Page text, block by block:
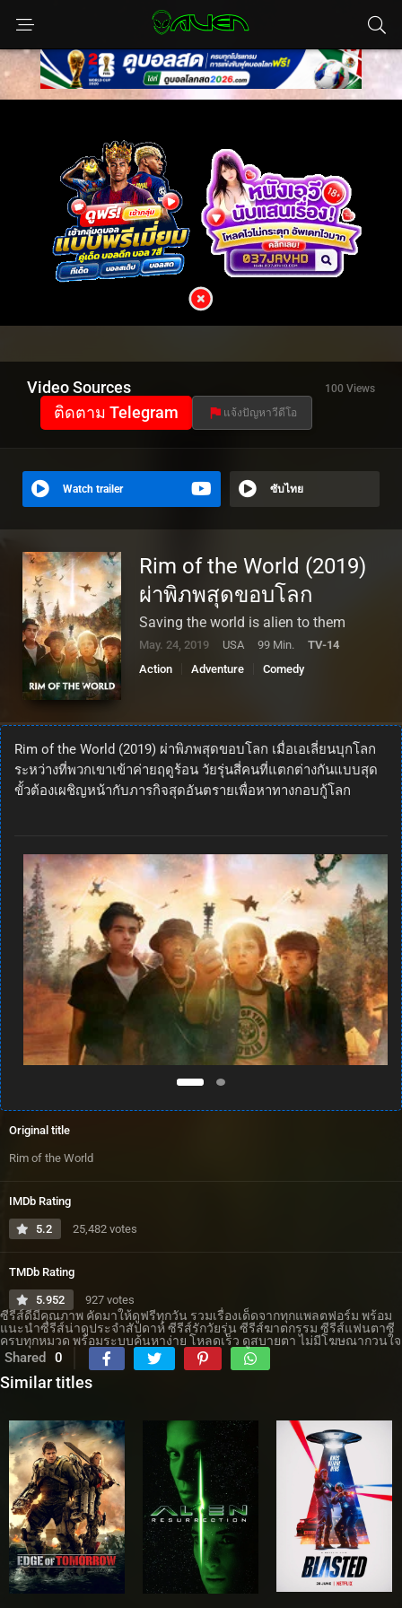
Video Sources 100 Views
ติดตาม Telegram แจ้งปัญหาวีดีโอ
Watch trailer ซับไทย
Rim of the World (2019)
ผ่าพิภพสุดขอบโลก
Saving the world is alien to them
May. 24, 2019 USA 99 Min.
TV-14
Action
Adventure
Comedy
Rim of the World (2019) ผ่าพิภพสุดขอบโลก เมื่อเอเลี่ยนบุกโลก
ระหว่างที่พวกเขาเข้าค่ายฤดูร้อน วัยรุ่นสี่คนที่แตกต่างกันแบบสุด
ขั้วต้องเผชิญหน้ากับภารกิจสุดอันตรายเพื่อหาทางกอบกู้โลก
Original title
Rim of the World
IMDb Rating
5.2 25,482 votes
TMDb Rating
5.952 927 votes
ซีรีส์ดีมีคุณภาพ คัดมาให้ดูฟรีทุกวัน รวมเรื่องเด็ดจากทุกแพลตฟอร์ม พร้อม
แนะนำซีรีส์น่าดูประจำสัปดาห์ ซีรีส์รักวัยรุ่น ซีรีส์ฆาตกรรม ซีรีส์แฟนตาซี
ครบทุกหมวด พร้อมระบบค้นหาง่าย โหลดเร็ว ดูสบายตา ไม่มีโฆษณากวนใจ
Shared 0
Similar titles